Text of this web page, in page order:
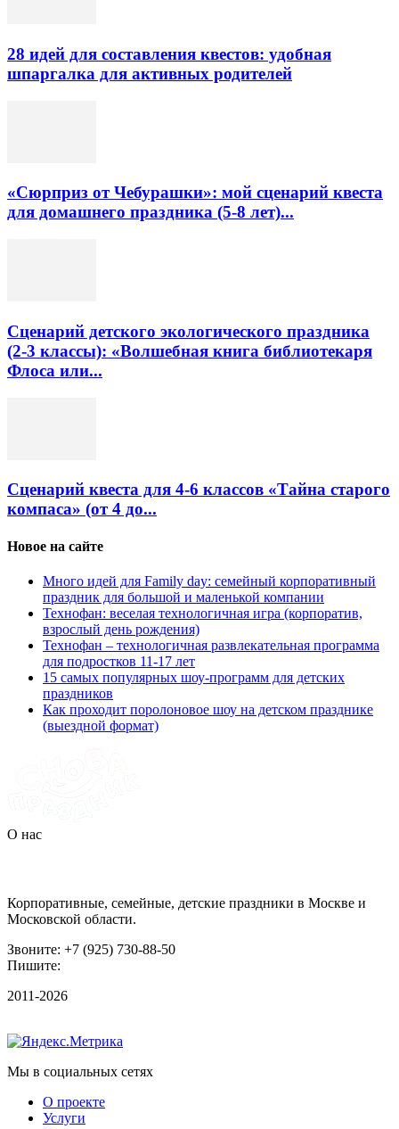
28 идей для составления квестов: удобная
шпаргалка для активных родителей
«Сюрприз от Чебурашки»: мой сценарий квеста
для домашнего праздника (5-8 лет)...
Сценарий детского экологического праздника
(2-3 классы): «Волшебная книга библиотекаря
Флоса или...
Сценарий квеста для 4-6 классов «Тайна старого
компаса» (от 4 до...
Новое на сайте
Много идей для Family day: семейный корпоративный
праздник для большой и маленькой компании
Технофан: веселая технологичная игра (корпоратив,
взрослый день рождения)
Технофан – технологичная развлекательная программа
для подростков 11-17 лет
15 самых популярных шоу-программ для детских
праздников
Как проходит поролоновое шоу на детском празднике
(выездной формат)
О нас
Корпоративные, семейные, детские праздники в Москве и
Московской области.
Звоните: +7 (925) 730-88-50
Пишите:
2011-2026
Мы в социальных сетях
О проекте
Услуги